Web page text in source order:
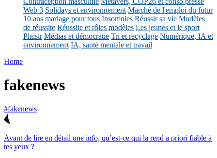
Web 3 Solidays et environnement Marché de l'emploi du futur
10 ans mariage pour tous Insomnies Réussir sa vie Modèles
de réussite Réussite et rôles modèles Les jeunes et le sport
Plaisir Médias et démocratie Tri et recyclage Numérique, IA et
environnement IA, santé mentale et travail
Home
fakenews
#fakenews
Avant de lire en détail une info, qu’est-ce qui la rend a priori fiable à
tes yeux ?